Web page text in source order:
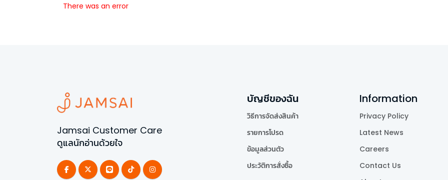
There was an error
Jamsai Customer Care
ดูแลนักอ่านด้วยใจ
บัญชีของฉัน
วิธีการจัดส่งสินค้า
รายการโปรด
ข้อมูลส่วนตัว
ประวัติการสั่งซื้อ
Information
Privacy Policy
Latest News
Careers
Contact Us